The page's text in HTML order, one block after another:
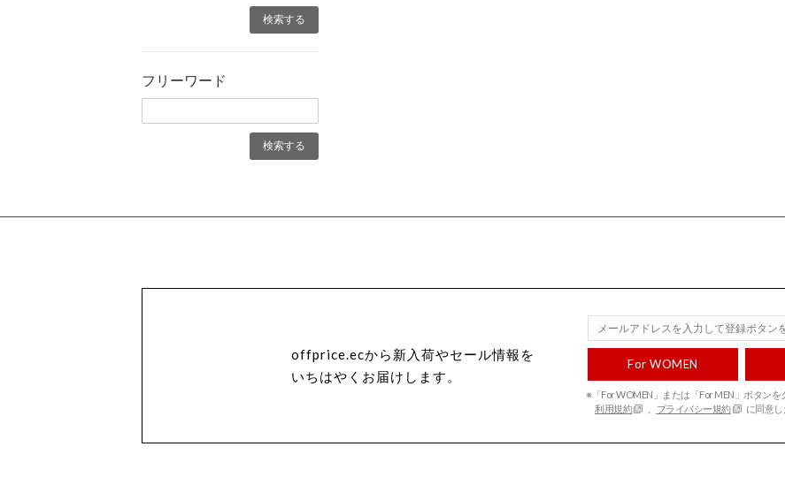
フリーワード
offprice.ecから新入荷やセール情報を
いちはやくお届けします。
For WOMEN
※「For WOMEN」または「For MEN」ボタンを
利用規約
プライバシー規約 に同意